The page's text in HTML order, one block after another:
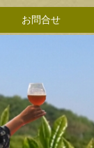
お問合せ